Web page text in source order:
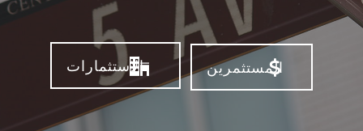
المستثمرين الاستثمارات